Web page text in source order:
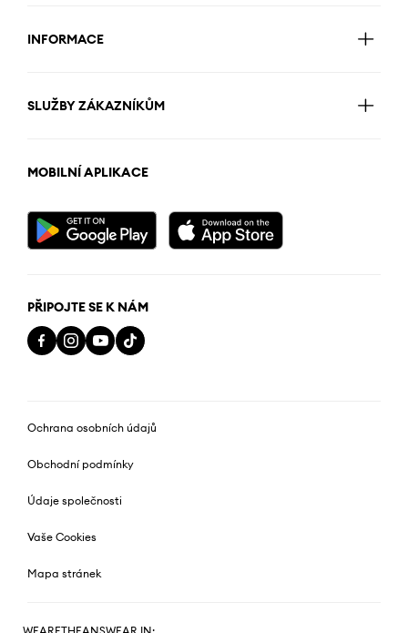
INFORMACE
SLUŽBY ZÁKAZNÍKŮM
MOBILNÍ APLIKACE
PŘIPOJTE SE K NÁM
Ochrana osobních údajů
Obchodní podmínky
Údaje společnosti
Vaše Cookies
Mapa stránek